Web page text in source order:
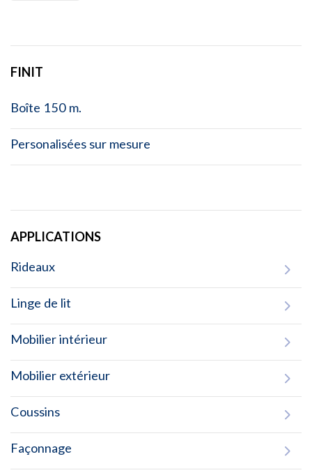
FINIT
Boîte 150 m.
Personalisées sur mesure
APPLICATIONS
Rideaux
Linge de lit
Mobilier intérieur
Mobilier extérieur
Coussins
Façonnage